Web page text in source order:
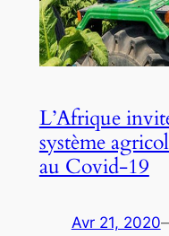
L’Afrique
système
au Covid-19
Avr 21, 2020